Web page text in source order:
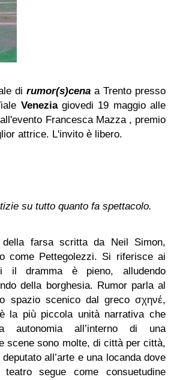
di rumor(s)cena a Trento presso
Veneziagiovedi 19 maggio alle
Francesca Mazza , premio
attrice. L'invito è libero.
su tutto quanto fa spettacolo.
farsa scritta da Neil Simon,
come Pettegolezzi. Si riferisce ai
il dramma è pieno, alludendo
della borghesia. Rumor parla al
spazio scenico dal greco σχηνέ,
la più piccola unità narrativa che
autonomia all’interno di una
scene sono molte, di città per città,
all’arte e una locanda dove
segue come consuetudine